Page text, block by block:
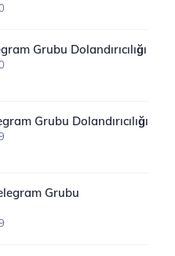
Grubu Dolandırıcılığı
Grubu Dolandırıcılığı
Grubu